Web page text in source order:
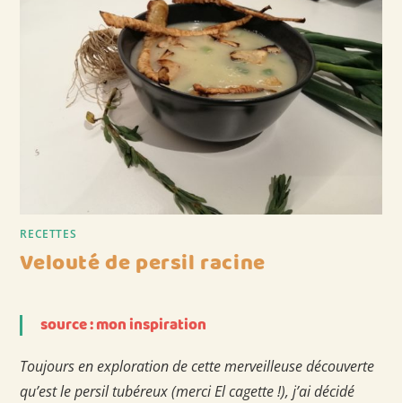
RECETTES
Velouté de persil racine
source : mon inspiration
Toujours en exploration de cette merveilleuse découverte
qu’est le persil tubéreux (merci El cagette !), j’ai décidé